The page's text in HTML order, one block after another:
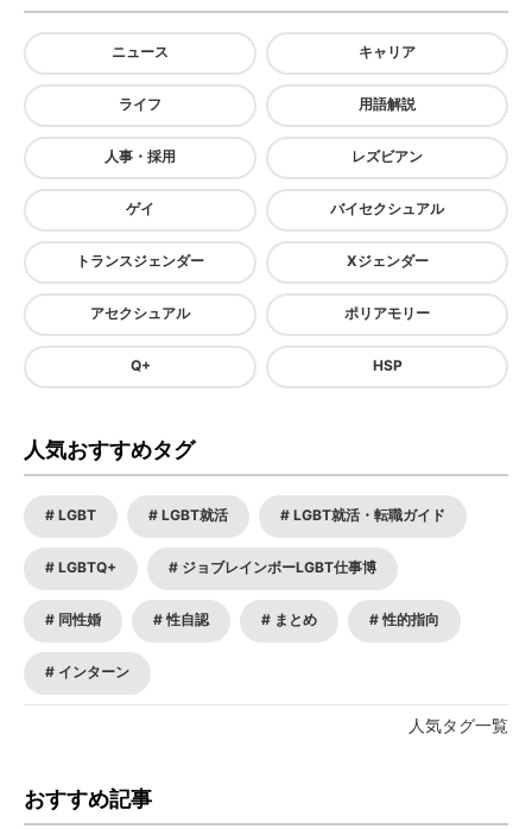
ニュース キャリア
ライフ 用語解説
人事・採用 レズビアン
ゲイ バイセクシュアル
トランスジェンダー Xジェンダー
アセクシュアル ポリアモリー
Q+ HSP
人気おすすめタグ
LGBT LGBT就活 LGBT就活・転職ガイド
LGBTQ+ ジョブレインボーLGBT仕事博
同性婚 性自認 まとめ 性的指向
インターン
人気タグ一覧
おすすめ記事